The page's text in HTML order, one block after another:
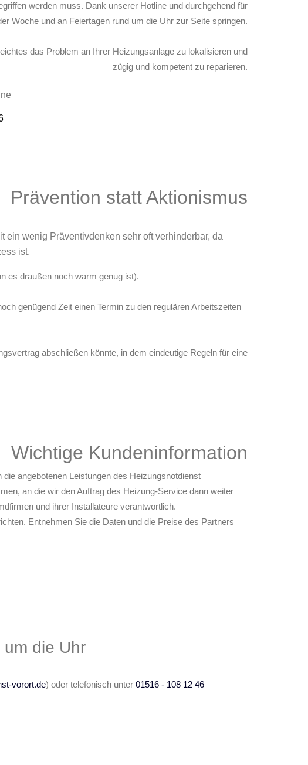
werden muss. Dank unserer Hotline und durchgehend für
Woche und an Feiertagen rund um die Uhr zur Seite springen.
das Problem an Ihrer Heizungsanlage zu lokalisieren und
zügig und kompetent zu reparieren.
Prävention statt Aktionismus
wenig Präventivdenken sehr oft verhinderbar, da
ist.
es draußen noch warm genug ist).
genügend Zeit einen Termin zu den regulären Arbeitszeiten
abschließen könnte, in dem eindeutige Regeln für eine
Wichtige Kundeninformation
angebotenen Leistungen des Heizungsnotdienst
an die wir den Auftrag des Heizung-Service dann weiter
und ihrer Installateure verantwortlich.
Entnehmen Sie die Daten und die Preise des Partners
die Uhr
vorort.de) oder telefonisch unter 01516 - 108 12 46